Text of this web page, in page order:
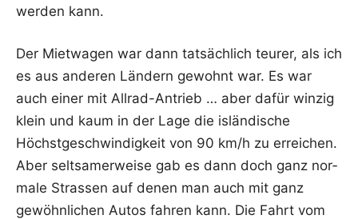
wer­den kann.
Der Miet­wa­gen war dann tat­säch­lich teu­rer, als ich
es aus ande­ren Län­dern gewohnt war. Es war
auch einer mit All­rad-Antrieb … aber dafür win­zig
klein und kaum in der Lage die islän­di­sche
Höchst­ge­schwin­dig­keit von 90 km/h zu errei­chen.
Aber selt­sa­mer­wei­se gab es dann doch ganz nor­
ma­le Stras­sen auf denen man auch mit ganz
gewöhn­li­chen Autos fah­ren kann. Die Fahrt vom